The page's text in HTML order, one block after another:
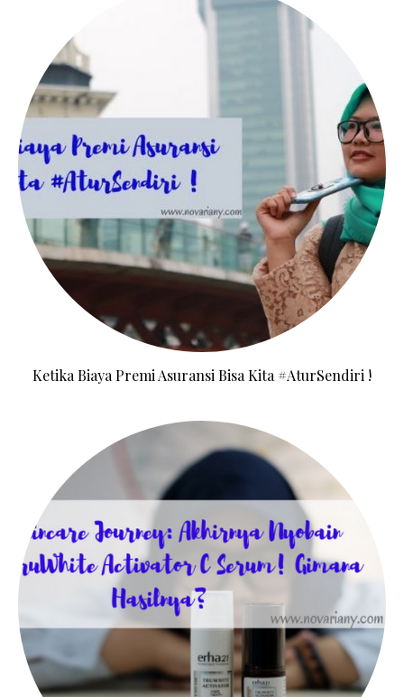
Ketika Biaya Premi Asuransi Bisa Kita #AturSendiri !